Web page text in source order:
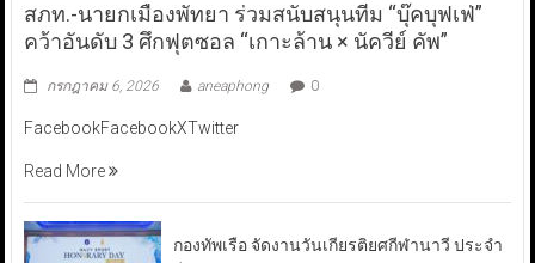
สภท.-นายกเมืองพัทยา ร่วมสนับสนุนทีม “บุ๊คบุฟเฟ่”
คว้าอันดับ 3 ศึกฟุตซอล “เกาะล้าน × นัควีย์ คัพ”
กรกฎาคม 6, 2026 aneaphong 0
FacebookFacebookXTwitter
Read More
กองทัพเรือ จัดงานวันเกียรติยศกีฬานาวี ประจำ